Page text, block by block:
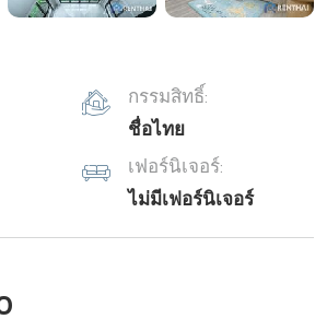
กรรมสิทธิ์:
ชื่อไทย
เฟอร์นิเจอร์:
ไม่มีเฟอร์นิเจอร์